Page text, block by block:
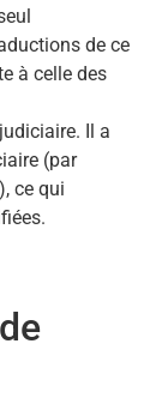
de ce
à celle des
Il a
(par
ce qui